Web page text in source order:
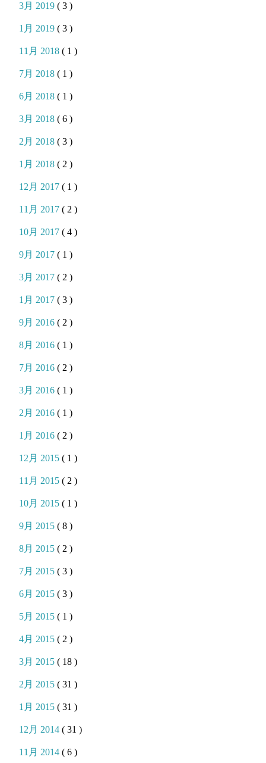
3月 2019( 3 )
1月 2019( 3 )
11月 2018( 1 )
7月 2018( 1 )
6月 2018( 1 )
3月 2018( 6 )
2月 2018( 3 )
1月 2018( 2 )
12月 2017( 1 )
11月 2017( 2 )
10月 2017( 4 )
9月 2017( 1 )
3月 2017( 2 )
1月 2017( 3 )
9月 2016( 2 )
8月 2016( 1 )
7月 2016( 2 )
3月 2016( 1 )
2月 2016( 1 )
1月 2016( 2 )
12月 2015( 1 )
11月 2015( 2 )
10月 2015( 1 )
9月 2015( 8 )
8月 2015( 2 )
7月 2015( 3 )
6月 2015( 3 )
5月 2015( 1 )
4月 2015( 2 )
3月 2015( 18 )
2月 2015( 31 )
1月 2015( 31 )
12月 2014( 31 )
11月 2014( 6 )